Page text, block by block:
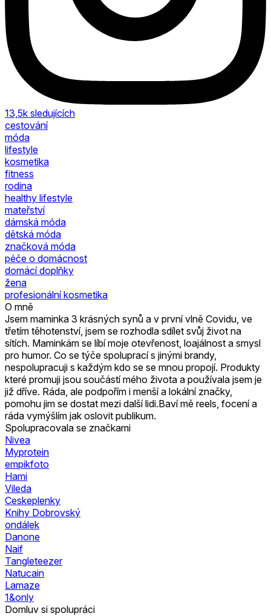
13,5k sledujících
cestování
móda
lifestyle
kosmetika
fitness
rodina
healthy lifestyle
mateřství
dámská móda
dětská móda
značková móda
péče o domácnost
domácí doplňky
žena
profesionální kosmetika
O mně
Jsem maminka 3 krásných synů a v první vlně Covidu, ve
třetím těhotenství, jsem se rozhodla sdílet svůj život na
sítích. Maminkám se líbí moje otevřenost, loajálnost a smysl
pro humor. Co se týče spoluprací s jinými brandy,
nespolupracuji s každým kdo se se mnou propojí. Produkty
které promuji jsou součástí mého života a používala jsem je
již dříve. Ráda, ale podpořím i menší a lokální značky,
pomohu jim se dostat mezi další lidi.Baví mě reels, focení a
ráda vymýšlím jak oslovit publikum.
Spolupracovala se značkami
Nivea
Myprotein
empikfoto
Hami
Vileda
Ceskeplenky
Knihy Dobrovský
ondálek
Danone
Naif
Tangleteezer
Natucain
Lamaze
1&only
Domluv si spolupráci